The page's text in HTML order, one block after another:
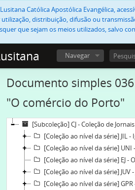
Católica Apostólica Evangélica,
distribuição, difusão ou
que sejam os meios utilizados, salvo
Navegar
Documento simples
"O comércio do Porto"
[Subcoleção] CJ - Coleção de
[Coleção ao nível da série] JIL
[Coleção ao nível da série] UNI
[Coleção ao nível da série] EJ -
[Coleção ao nível da série] JUV
[Coleção ao nível da série]